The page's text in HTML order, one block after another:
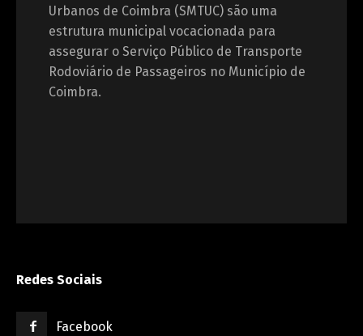
Urbanos de Coimbra (SMTUC) são uma
estrutura municipal vocacionada para
assegurar o Serviço Público de Transporte
Rodoviário de Passageiros no Município de
Coimbra.
Redes Sociais
Facebook